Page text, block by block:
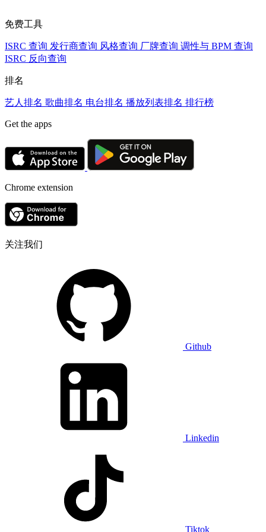
免费工具
ISRC 查询 发行商查询 风格查询 厂牌查询 调性与 BPM 查询
ISRC 反向查询
排名
艺人排名 歌曲排名 电台排名 播放列表排名 排行榜
Get the apps
Chrome extension
关注我们
Github
Linkedin
Tiktok